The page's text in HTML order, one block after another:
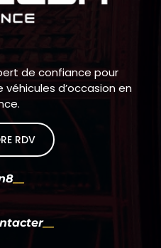
de confiance pour
véhicules d’occasion en
RDV